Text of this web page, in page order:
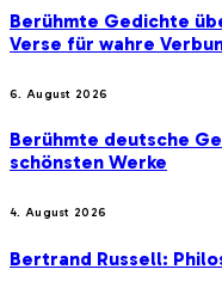
Berühmte Gedichte
Verse für wahre
6. August 2026
Berühmte deutsche
schönsten Werke
4. August 2026
Bertrand Russell: